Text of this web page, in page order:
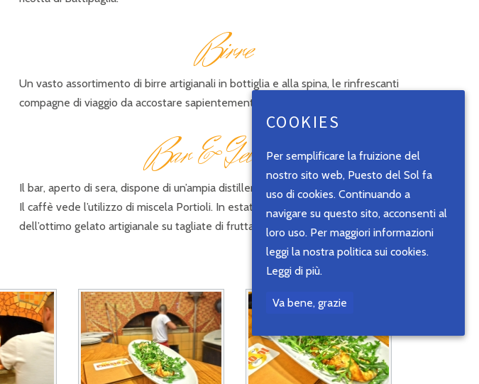
Birre
Un vasto assortimento di birre artigianali in bottiglia e alla spina, le rinfrescanti
compagne di viaggio da accostare sapientemente alle pietanze.
Bar & Gelateria
Il bar, aperto di sera, dispone di un’ampia distilleria con brandy e whisky d’eccezione.
Il caffè vede l’utilizzo di miscela Portioli. In estate viene servito in Garden
dell’ottimo gelato artigianale su tagliate di frutta.
COOKIES
Per semplificare la fruizione del
nostro sito web, Puesto del Sol fa
uso di cookies. Continuando a
navigare su questo sito, acconsenti al
loro uso. Per maggiori informazioni
leggi la nostra politica sui cookies.
Leggi di più.
Va bene, grazie